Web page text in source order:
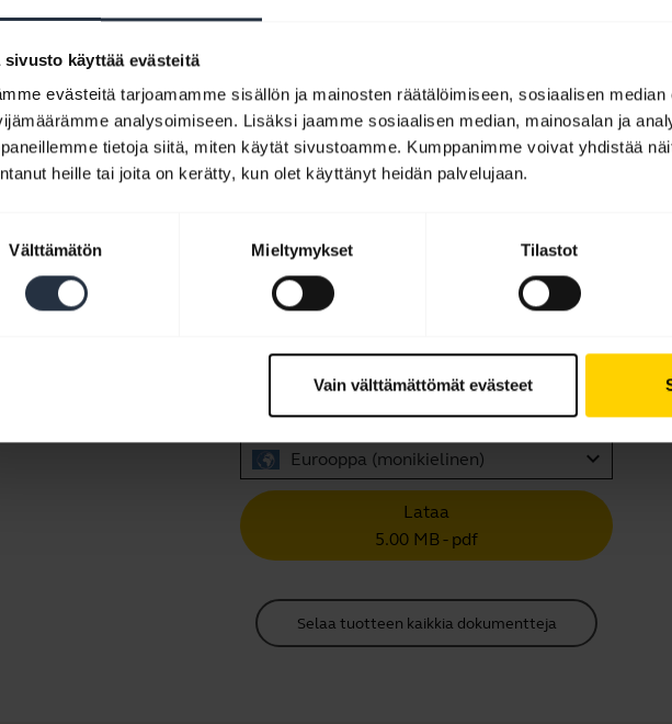
sivusto käyttää evästeitä
evästeitä tarjoamamme sisällön ja mainosten räätälöimiseen, sosiaalisen
analysoimiseen. Lisäksi jaamme sosiaalisen median, mainosalan ja
tietoja siitä, miten käytät sivustoamme. Kumppanimme voivat yhdistää
heille tai joita on kerätty, kun olet käyttänyt heidän palvelujaan.
Välttämätön Mieltymykset Tilastot
Vain välttämättömät evästeet
laitepariksi mobiililaitteen kanssa NFC:n avulla?
kysymykset, jotka liittyvät tuotteeseen Jabra Eclipse
Tuoteasiakirjat
Pikaopas
Eurooppa (monikielinen) expand_more
Lataa
5.00 MB - pdf
Selaa tuotteen kaikkia dokumentteja